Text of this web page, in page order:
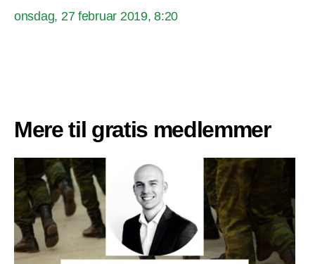
onsdag, 27 februar 2019, 8:20
Mere til gratis medlemmer